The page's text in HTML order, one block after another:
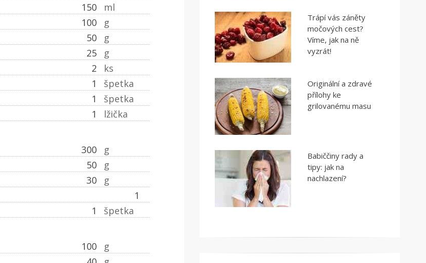
150
ml
100
g
50
g
25
g
2 ks
1
špetka
1
špetka
1 lžička
300 g
50
g
30
g
1
1 špetka
100 g
Trápí vás záněty
močových cest?
Víme, jak na ně
vyzrát!
Originální a zdravé
přílohy ke
grilovanému masu
Babiččiny rady a
tipy: jak na
nachlazení?